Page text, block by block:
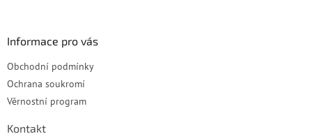
Informace pro vás
Obchodní podmínky
Ochrana soukromí
Věrnostní program
Kontakt